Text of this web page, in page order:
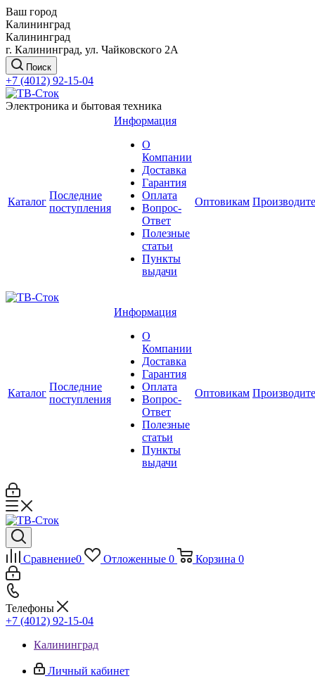
Ваш город
Калининград
Калининград
г. Калининград, ул. Чайковского 2А
Поиск
+7 (4012) 92-15-04
Электроника и бытовая техника
Каталог
Последние
поступления
Информация
О
Компании
Доставка
Гарантия
Оплата
Вопрос-
Ответ
Полезные
статьи
Пункты
выдачи
Оптовикам
Каталог
Последние
поступления
Информация
О
Компании
Доставка
Гарантия
Оплата
Вопрос-
Ответ
Полезные
статьи
Пункты
выдачи
Оптовикам
Сравнение0 Отложенные 0 Корзина 0
Телефоны
+7 (4012) 92-15-04
Калининград
Личный кабинет